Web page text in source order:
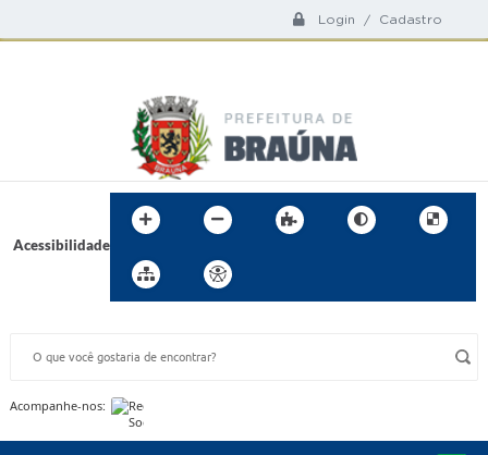
Login / Cadastro
Acessibilidade
Acompanhe-nos: